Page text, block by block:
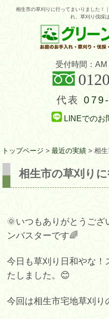
相生市の草刈りに行ってまいりました！
れ、草刈り伐採
受付時間：
代表
LINEでのお
トップページ > 最近の実績 > 相
相生市の草刈り
🌞いつもありがとうござ
ンバスターです🌈
今日も草刈り日和やな！
たしました。😊
今回は相生市宅地草刈り